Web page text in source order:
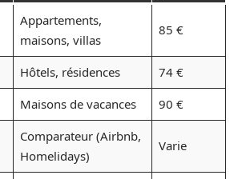
Appartements,
maisons, villas
85 €
Hôtels, résidences
74 €
Maisons de vacances 90 €
Comparateur (Airbnb,
Homelidays)
Varie